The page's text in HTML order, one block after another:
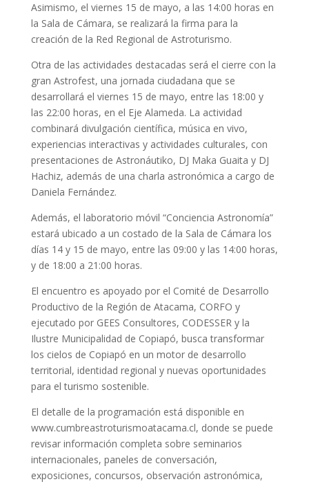
Asimismo, el viernes 15 de mayo, a las 14:00 horas en
la Sala de Cámara, se realizará la firma para la
creación de la Red Regional de Astroturismo.
Otra de las actividades destacadas será el cierre con la
gran Astrofest, una jornada ciudadana que se
desarrollará el viernes 15 de mayo, entre las 18:00 y
las 22:00 horas, en el Eje Alameda. La actividad
combinará divulgación científica, música en vivo,
experiencias interactivas y actividades culturales, con
presentaciones de Astronáutiko, DJ Maka Guaita y DJ
Hachiz, además de una charla astronómica a cargo de
Daniela Fernández.
Además, el laboratorio móvil “Conciencia Astronomía”
estará ubicado a un costado de la Sala de Cámara los
días 14 y 15 de mayo, entre las 09:00 y las 14:00 horas,
y de 18:00 a 21:00 horas.
El encuentro es apoyado por el Comité de Desarrollo
Productivo de la Región de Atacama, CORFO y
ejecutado por GEES Consultores, CODESSER y la
Ilustre Municipalidad de Copiapó, busca transformar
los cielos de Copiapó en un motor de desarrollo
territorial, identidad regional y nuevas oportunidades
para el turismo sostenible.
El detalle de la programación está disponible en
www.cumbreastroturismoatacama.cl, donde se puede
revisar información completa sobre seminarios
internacionales, paneles de conversación,
exposiciones, concursos, observación astronómica,